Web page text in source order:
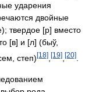
ударения
двойные
твердое [р] вместо
[в] и [л] (быў,
степ) [18] [19] [20]